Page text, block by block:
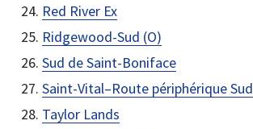
Red River Ex
Ridgewood-Sud (O)
Sud de Saint-Boniface
Saint-Vital–Route périphérique Sud
Taylor Lands